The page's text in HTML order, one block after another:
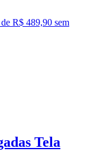
R$ 489,90 sem
Tela